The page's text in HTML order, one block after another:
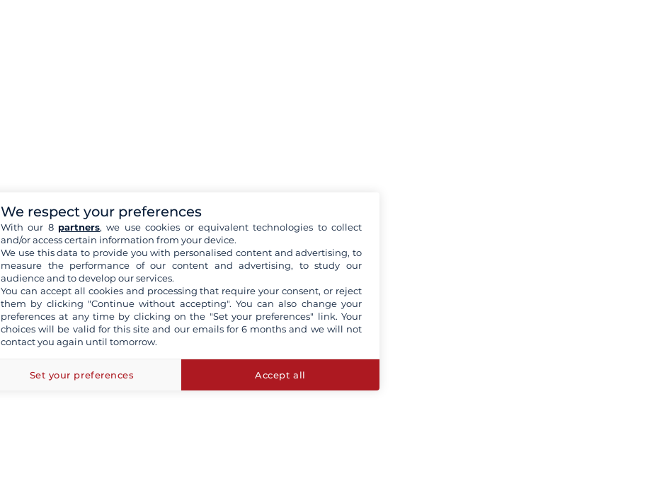
We respect your preferences
With our 8 partners, we use cookies or equivalent technologies to collect
and/or access certain information from your device.
We use this data to provide you with personalised content and advertising, to
measure the performance of our content and advertising, to study our
audience and to develop our services.
You can accept all cookies and processing that require your consent, or reject
them by clicking "Continue without accepting". You can also change your
preferences at any time by clicking on the "Set your preferences" link. Your
choices will be valid for this site and our emails for 6 months and we will not
contact you again until tomorrow.
Set your preferences Accept all